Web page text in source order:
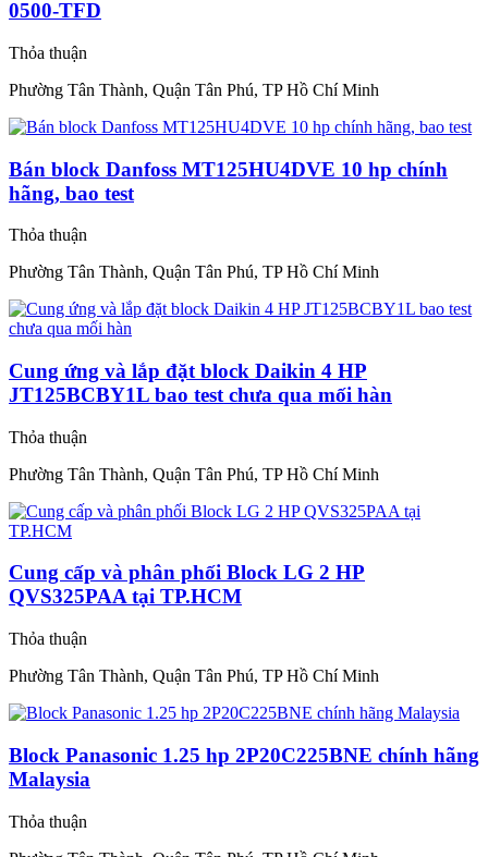
0500-TFD
Thỏa thuận
Phường Tân Thành, Quận Tân Phú, TP Hồ Chí Minh
Bán block Danfoss MT125HU4DVE 10 hp chính
hãng, bao test
Thỏa thuận
Phường Tân Thành, Quận Tân Phú, TP Hồ Chí Minh
Cung ứng và lắp đặt block Daikin 4 HP
JT125BCBY1L bao test chưa qua mối hàn
Thỏa thuận
Phường Tân Thành, Quận Tân Phú, TP Hồ Chí Minh
Cung cấp và phân phối Block LG 2 HP
QVS325PAA tại TP.HCM
Thỏa thuận
Phường Tân Thành, Quận Tân Phú, TP Hồ Chí Minh
Block Panasonic 1.25 hp 2P20C225BNE chính hãng
Malaysia
Thỏa thuận